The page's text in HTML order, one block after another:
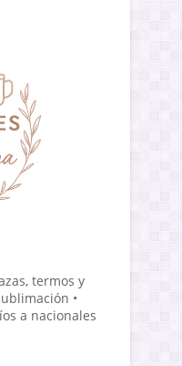
termos y
•
a nacionales